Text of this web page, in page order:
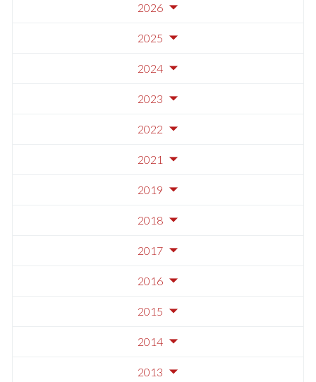
2026
2025
2024
2023
2022
2021
2019
2018
2017
2016
2015
2014
2013